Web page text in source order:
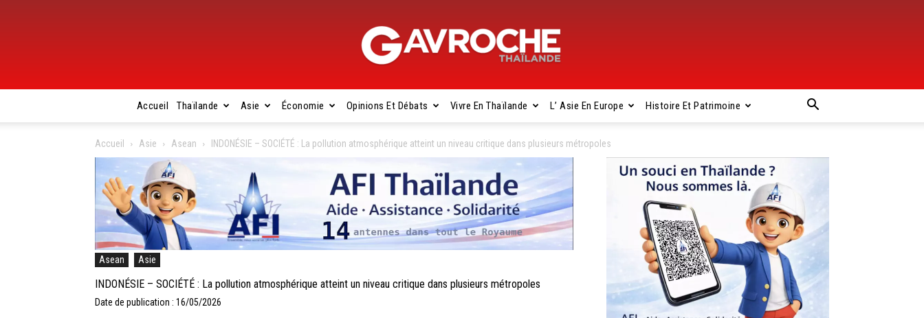
Gavroche
Thaïlande
Accueil Thaïlande Asie Économie Opinions Et Débats Vivre En Thaïlande L’ Asie En Europe Histoire Et Patrimoine
Accueil Asie Asean INDONÉSIE – SOCIÉTÉ : La pollution atmosphérique atteint un niveau critique dans plusieurs métropoles
Asean Asie
INDONÉSIE – SOCIÉTÉ : La pollution atmosphérique atteint un niveau critique dans plusieurs métropoles
Date de publication : 16/05/2026